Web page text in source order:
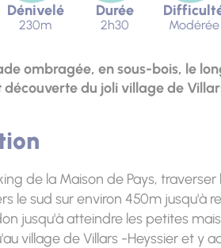
Dénivelé
230m
Durée
2h30 Modérée
ombragée, en sous-bois, le
découverte du joli village de
de la Maison de Pays,
le sud sur environ 450m jusqu'à
jusqu'à atteindre les petites
village de Villars -Heyssier et y